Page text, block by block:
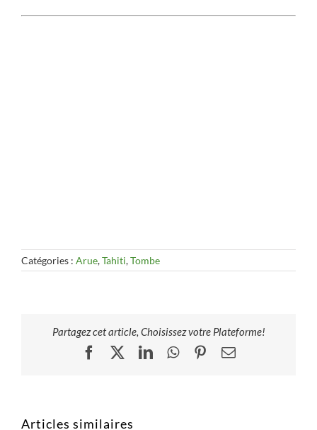
Catégories : Arue,Tahiti,Tombe
Partagez cet article, Choisissez votre Plateforme!
FacebookLinkedInWhatsApp
Pinterest
Email
Articles similaires